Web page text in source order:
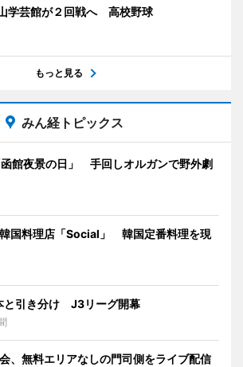
学芸館が２回戦へ 高校野球
もっと見る
みん経トピックス
館夜景の日」 手回しオルガンで野外劇
国料理店「Social」 韓国定番料理を現
と引き分け J3リーグ開幕
、無料エリアなしの門司側をライブ配信